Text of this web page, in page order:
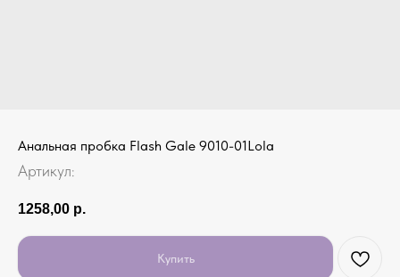
Анальная пробка Flash Gale 9010-01Lola
Артикул:
1258,00 р.
Купить